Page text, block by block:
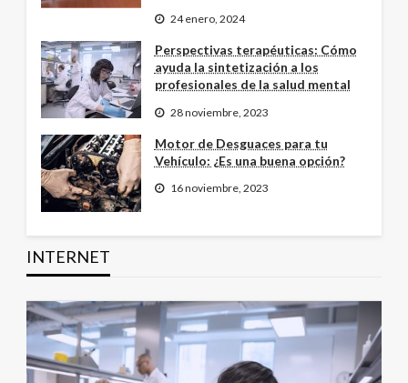
24 enero, 2024
Perspectivas terapéuticas: Cómo
ayuda la sintetización a los
profesionales de la salud mental
28 noviembre, 2023
Motor de Desguaces para tu
Vehículo: ¿Es una buena opción?
16 noviembre, 2023
INTERNET